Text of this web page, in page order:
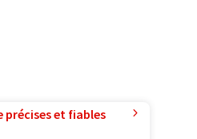
précises et fiables